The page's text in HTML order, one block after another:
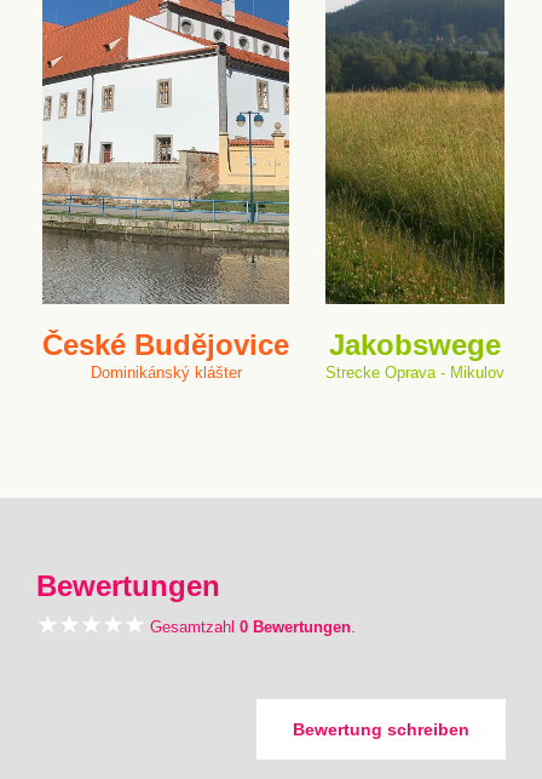
České Budějovice
Dominikánský klášter
Jakobswege
Strecke Oprava - Mikulov
Bewertungen
Gesamtzahl 0 Bewertungen.
Bewertung schreiben